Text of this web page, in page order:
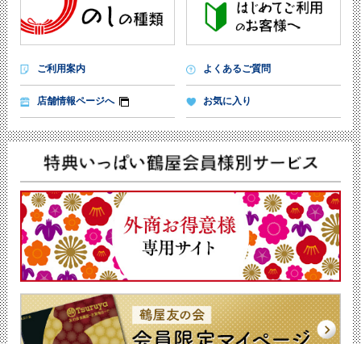
ご利用案内 よくあるご質問
店舗情報ページへ お気に入り